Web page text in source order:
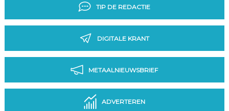
TIP DE REDACTIE
DIGITALE KRANT
METAALNIEUWSBRIEF
ADVERTEREN